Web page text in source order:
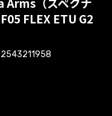
FLEX ETU G2